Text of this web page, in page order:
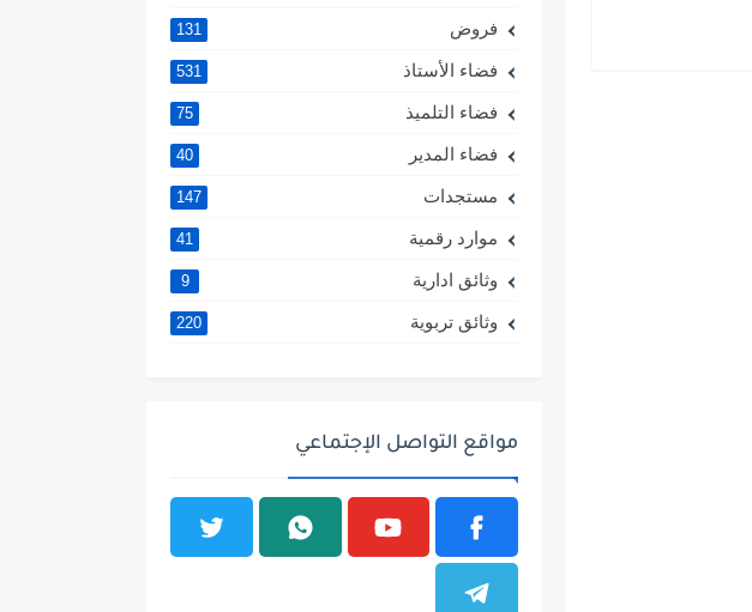
فروض 131
فضاء الأستاذ 531
فضاء التلميذ 75
فضاء المدير 40
مستجدات 147
موارد رقمية 41
وثائق ادارية 9
وثائق تربوية 220
مواقع التواصل الإجتماعي